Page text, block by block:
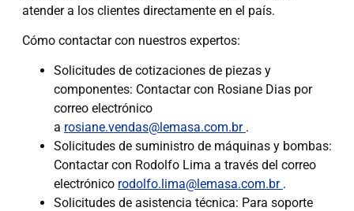
atender a los clientes directamente en el país.
Cómo contactar con nuestros expertos:
Solicitudes de cotizaciones de piezas y
componentes: Contactar con Rosiane Dias por
correo electrónico
a rosiane.vendas@lemasa.com.br .
Solicitudes de suministro de máquinas y bombas:
Contactar con Rodolfo Lima a través del correo
electrónico rodolfo.lima@lemasa.com.br .
Solicitudes de asistencia técnica: Para soporte